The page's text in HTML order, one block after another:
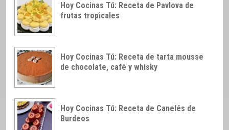
Hoy Cocinas Tú: Receta de Pavlova de
frutas tropicales
Hoy Cocinas Tú: Receta de tarta mousse
de chocolate, café y whisky
Hoy Cocinas Tú: Receta de Canelés de
Burdeos